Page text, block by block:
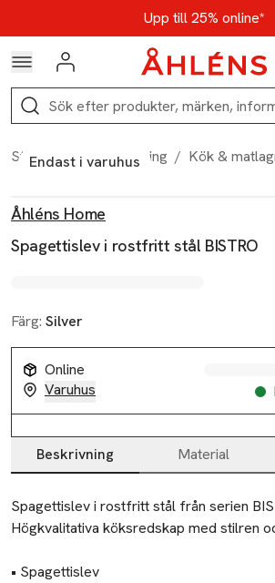
Hoppa till navigationsmenynUpp till 25% online*
Kod: AUG25 - Shoppa nu
Logga in
Sök
Start / Hem & inredning / Kök &
Endast i varuhus
Åhléns Home
Spagettislev i rostfritt stål BISTRO
Färg: Silver
Online
Varuhus
Beskrivning Material
Beskrivning
Spagettislev i rostfritt stål från serien
Högkvalitativa köksredskap med stilren
• Spagettislev